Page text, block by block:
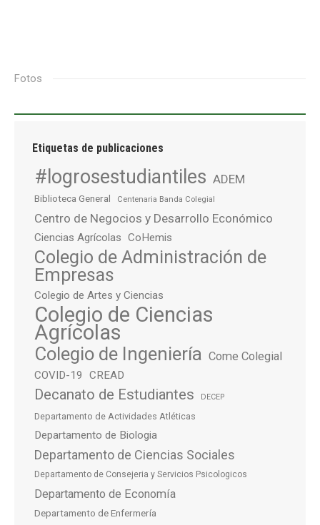
Fotos
Etiquetas de publicaciones
#logrosestudiantiles ADEM
Biblioteca General Centenaria Banda Colegial
Centro de Negocios y Desarrollo Económico
Ciencias Agrícolas CoHemis
Colegio de Administración de
Empresas
Colegio de Artes y Ciencias
Colegio de Ciencias
Agrícolas
Colegio de Ingeniería Come Colegial
COVID-19 CREAD
Decanato de Estudiantes DECEP
Departamento de Actividades Atléticas
Departamento de Biologia
Departamento de Ciencias Sociales
Departamento de Consejeria y Servicios Psicologicos
Departamento de Economía
Departamento de Enfermería